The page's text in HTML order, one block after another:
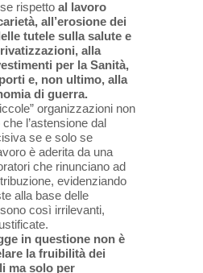
rispetto al lavoro
all’erosione dei
tutele sulla salute e
alla
per la Sanità,
e, non ultimo, alla
di guerra.
organizzazioni non
l’astensione dal
se e solo se
è aderita da una
che rinunciano ad
evidenziando
alla base delle
così irrilevanti,
in questione non è
la fruibilità dei
ma solo per